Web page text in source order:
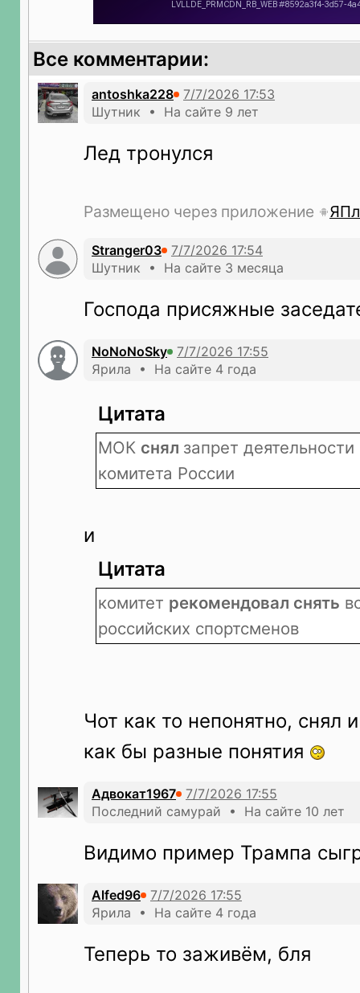
Все комментарии:
antoshka228
Шутник • На сайте 9 лет
Лед тронулся
Размещено через приложение
Stranger03
Шутник • На сайте 3 месяца
Господа присяжные
NoNoNoSky
Ярила • На сайте 4 года
Цитата
МОК снял запрет
комитета России
и
Цитата
комитет рекомендовал снять
российских спортсменов
Чот как то непонятно, снял
как бы разные понятия
Адвокат1967
Последний самурай • На сайте 10 лет
Видимо пример Трампа
Alfed96
Ярила • На сайте 4 года
Теперь то заживëм, бля